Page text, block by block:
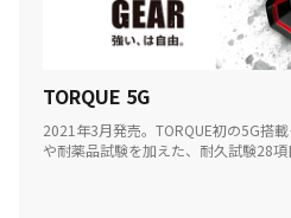
TORQUE 5G
2021年3月発売。TORQUE初の5G搭
や耐薬品試験を加えた、耐久試験28項